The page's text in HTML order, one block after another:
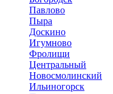
Павлово
Пыра
Доскино
Игумново
Фролищи
Центральный
Новосмолинский
Ильиногорск